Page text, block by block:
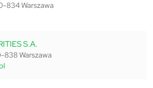
834 Warszawa
S.A.
838 Warszawa